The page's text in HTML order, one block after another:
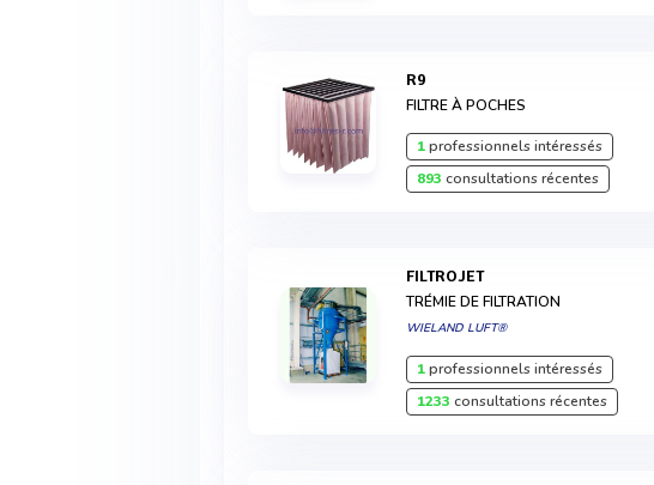
R9
FILTRE À POCHES
1professionnels intéressés
893 consultations récentes
FILTROJET
TRÉMIE DE FILTRATION
WIELAND LUFT®
1professionnels intéressés
1233 consultations récentes